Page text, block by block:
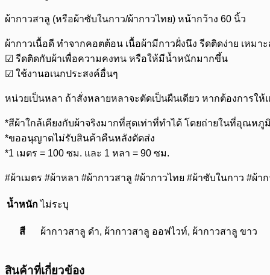
ผ้ากาวสาลู (หรือผ้าซับในกาว/ผ้ากาวไทย) หน้ากว้าง 60 นิ้ว
ผ้ากาวเนื้อดี ทำจากคอตต้อน เนื้อผ้ามีกาวฝั่งนึง รีดติดง่าย เหมา
☑ รีดติดกับผ้าเพื่อความคงทน หรือให้มีน้ำหนักมากขึ้น
☑ ใช้งานอเนกประสงค์อื่นๆ
หน่วยเป็นหลา ถ้าสั่งหลายหลาจะตัดเป็นผืนเดียว หากต้องการใ
*สีผ้าใกล้เคียงกับผ้าจริงมากที่สุดเท่าที่ทำได้ โดยถ่ายในที่อุณห
*ขออนุญาตไม่รับสินค้าคืนหลังตัดส่ง
*1 เมตร = 100 ซม. และ 1 หลา = 90 ซม.
#ผ้าเมตร #ผ้าหลา #ผ้ากาวสาลู #ผ้ากาวไทย #ผ้าซับในกาว #ผ้า
น้ำหนัก ไม่ระบุ
สี ผ้ากาวสาลู ดำ, ผ้ากาวสาลู ออฟไวท์, ผ้ากาวสาลู ขาว
สินค้าที่เกี่ยวข้อง